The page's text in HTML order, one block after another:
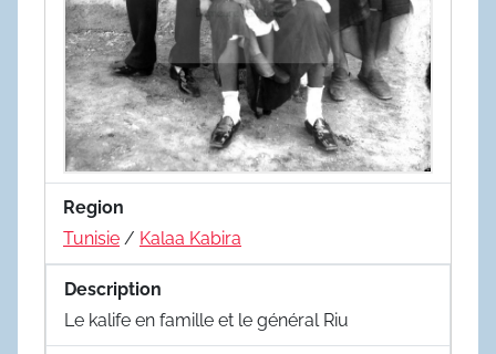
Region
Tunisie / Kalaa Kabira
Description
Le kalife en famille et le général Riu